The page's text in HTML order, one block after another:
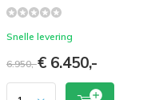
Snelle levering
6.950,-€ 6.450,-